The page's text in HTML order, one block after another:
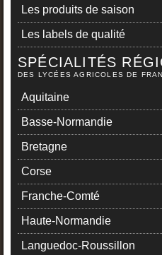
Les produits de saison
Les labels de qualité
SPÉCIALITÉS
DES LYCÉES AGRICOLES DE
Aquitaine
Basse-Normandie
Bretagne
Corse
Franche-Comté
Haute-Normandie
Languedoc-Roussillon